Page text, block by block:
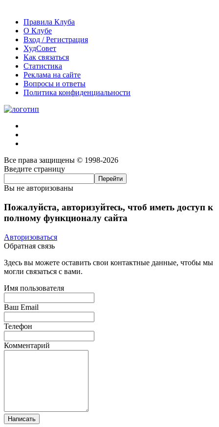
Правила Клуба
О Клубе
Вход / Регистрация
ХудСовет
Как связаться
Статистика
Реклама на сайте
Вопросы и ответы
Политика конфиденциальности
Все права защищены © 1998-2026
Введите страницу
Вы не авторизованы
Пожалуйста, авторизуйтесь, чтоб иметь доступ к
полному функционалу сайта
Авторизоваться
Обратная связь
Здесь вы можете оставить свои контактные данные, чтобы мы
могли связаться с вами.
Имя пользователя
Ваш Email
Телефон
Комментарий
Написать